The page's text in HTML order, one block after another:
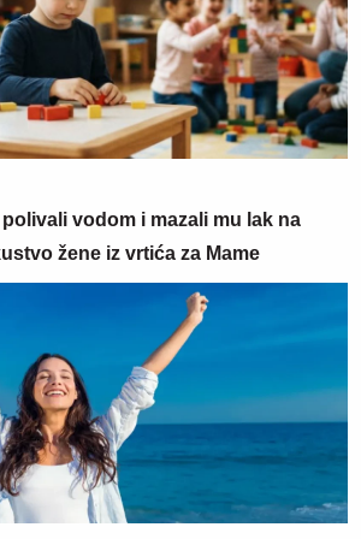
vodom i mazali mu lak na
žene iz vrtića za Mame